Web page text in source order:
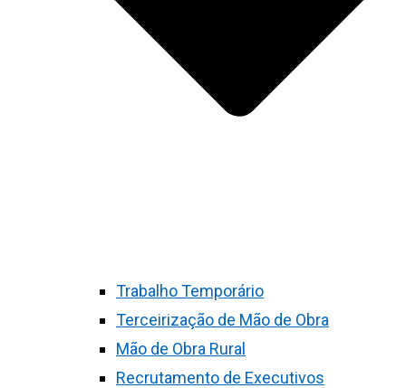
Trabalho Temporário
Terceirização de Mão de Obra
Mão de Obra Rural
Recrutamento de Executivos